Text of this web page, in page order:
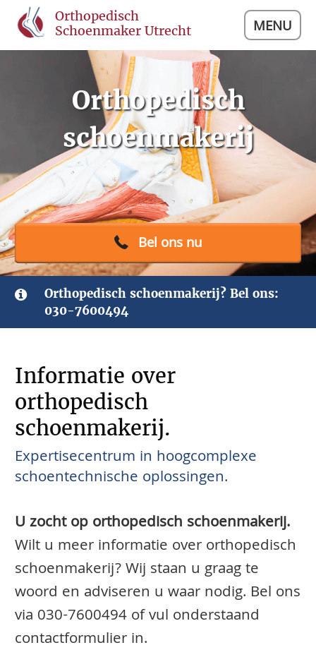
Orthopedisch
Schoenmaker Utrecht
MENU
Orthopedisch
schoenmakerij
Bel ons nu
Orthopedisch schoenmakerij? Bel ons:
030-7600494
Informatie over
orthopedisch
schoenmakerij.
Expertisecentrum in hoogcomplexe
schoentechnische oplossingen.
U zocht op orthopedisch schoenmakerij.
Wilt u meer informatie over orthopedisch
schoenmakerij? Wij staan u graag te
woord en adviseren u waar nodig. Bel ons
via 030-7600494of vul onderstaand
contactformulier in.